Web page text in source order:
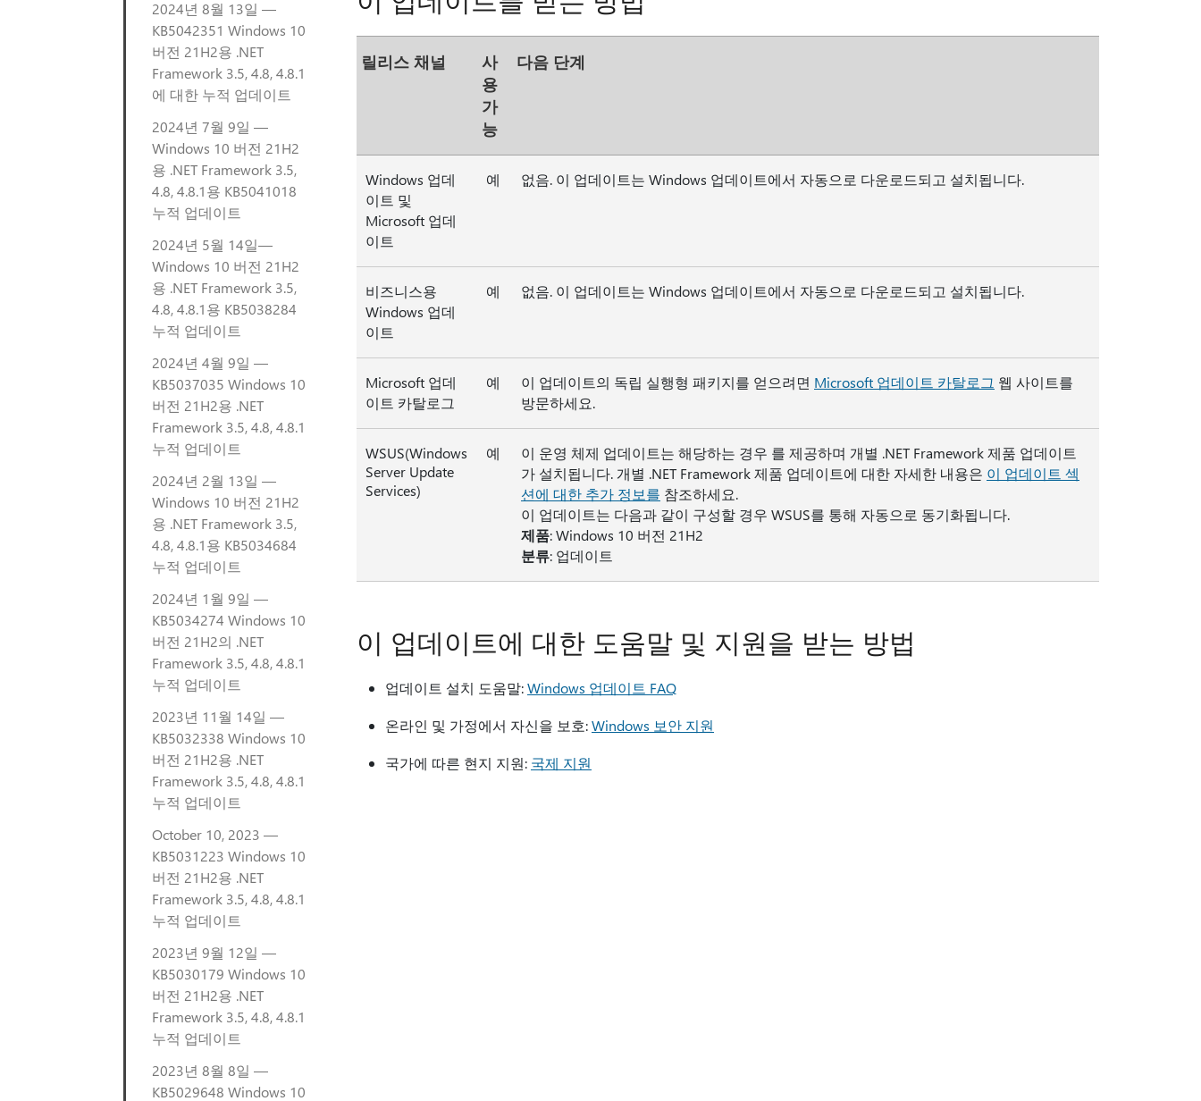
2024년 8월 13일 —
KB5042351 Windows 10
버전 21H2용 .NET
Framework 3.5, 4.8, 4.8.1
에 대한 누적 업데이트
2024년 7월 9일 —
Windows 10 버전 21H2
용 .NET Framework 3.5,
4.8, 4.8.1용 KB5041018
누적 업데이트
2024년 5월 14일—
Windows 10 버전 21H2
용 .NET Framework 3.5,
4.8, 4.8.1용 KB5038284
누적 업데이트
2024년 4월 9일 —
KB5037035 Windows 10
버전 21H2용 .NET
Framework 3.5, 4.8, 4.8.1
누적 업데이트
2024년 2월 13일 —
Windows 10 버전 21H2
용 .NET Framework 3.5,
4.8, 4.8.1용 KB5034684
누적 업데이트
2024년 1월 9일 —
KB5034274 Windows 10
버전 21H2의 .NET
Framework 3.5, 4.8, 4.8.1
누적 업데이트
2023년 11월 14일 —
KB5032338 Windows 10
버전 21H2용 .NET
Framework 3.5, 4.8, 4.8.1
누적 업데이트
October 10, 2023 —
KB5031223 Windows 10
버전 21H2용 .NET
Framework 3.5, 4.8, 4.8.1
누적 업데이트
2023년 9월 12일 —
KB5030179 Windows 10
버전 21H2용 .NET
Framework 3.5, 4.8, 4.8.1
누적 업데이트
2023년 8월 8일 —
KB5029648 Windows 10
릴리스 채널
사
용
가
능
다음 단계
Windows 업데
이트 및
Microsoft 업데
이트
예 없음. 이 업데이트는 Windows 업데이트에서 자동으로 다운로드되고 설치됩니다.
비즈니스용
Windows 업데
이트
예 없음. 이 업데이트는 Windows 업데이트에서 자동으로 다운로드되고 설치됩니다.
Microsoft 업데
이트 카탈로그
예 이 업데이트의 독립 실행형 패키지를 얻으려면 Microsoft 업데이트 카탈로그 웹 사이트를
방문하세요.
WSUS(Windows
Server Update
Services)
예
이 운영 체제 업데이트는 해당하는 경우 를 제공하며 개별 .NET Framework 제품 업데이트
가 설치됩니다. 개별 .NET Framework 제품 업데이트에 대한 자세한 내용은 이 업데이트 섹
션에 대한 추가 정보를 참조하세요.
이 업데이트는 다음과 같이 구성할 경우 WSUS를 통해 자동으로 동기화됩니다.
제품: Windows 10 버전 21H2
분류: 업데이트
이 업데이트에 대한 도움말 및 지원을 받는 방법
업데이트 설치 도움말:Windows 업데이트 FAQ
온라인 및 가정에서 자신을 보호:Windows 보안 지원
국가에 따른 현지 지원: 국제 지원